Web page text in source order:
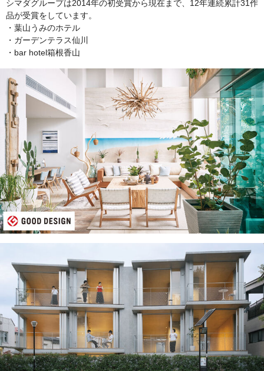
シマダグループは2014年の初受賞から現在まで、12年連続累計31作
品が受賞をしています。
・葉山うみのホテル
・ガーデンテラス仙川
・bar hotel箱根香山